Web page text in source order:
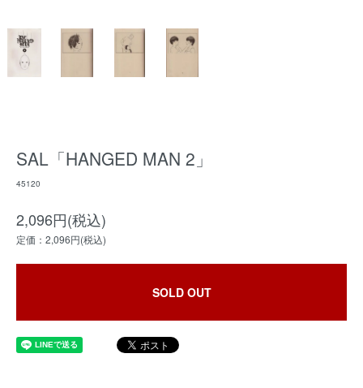
SAL「HANGED MAN 2」
45120
2,096円(税込)
定価：2,096円(税込)
SOLD OUT